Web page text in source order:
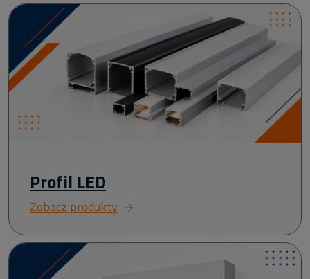
Profil LED
Zobacz produkty